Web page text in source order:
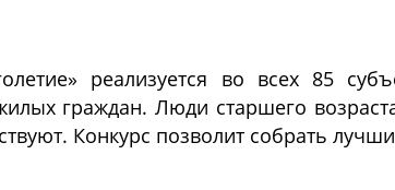
реализуется во всех 85
граждан. Люди старшего
Конкурс позволит собрать